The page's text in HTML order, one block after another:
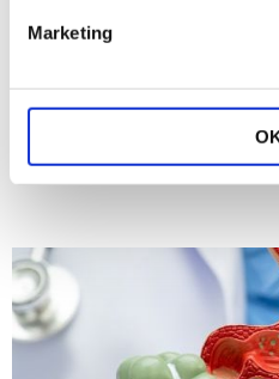
Marketing
laboratoryjnych z krwi